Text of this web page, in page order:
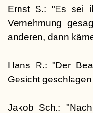
Ernst S.: "Es sei
Vernehmung
anderen, dann
Hans R.: "Der
Gesicht
Jakob Sch.: